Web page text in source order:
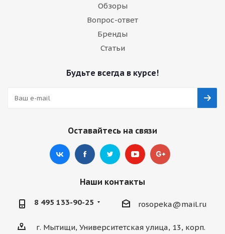
Обзоры
Вопрос-ответ
Бренды
Статьи
Будьте всегда в курсе!
Оставайтесь на связи
Наши контакты
8 495 133-90-25 rosopeka@mail.ru
г. Мытищи, Университетская улица, 13, корп.